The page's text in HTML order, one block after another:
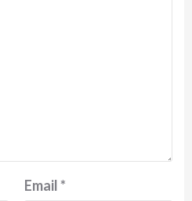
Email*